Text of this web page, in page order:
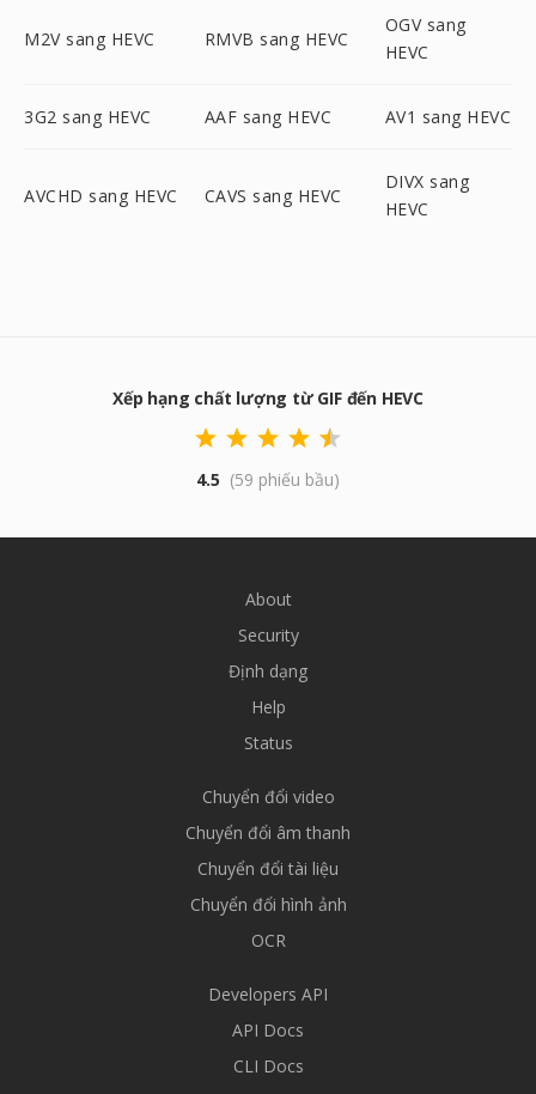
M2V sang HEVC RMVB sang HEVC
OGV sang
HEVC
3G2 sang HEVC AAF sang HEVC AV1 sang HEVC
AVCHD sang HEVC CAVS sang HEVC
DIVX sang
HEVC
Xếp hạng chất lượng từ GIF đến HEVC
4.5 (59 phiếu bầu)
About
Security
Định dạng
Help
Status
Chuyển đổi video
Chuyển đổi âm thanh
Chuyển đổi tài liệu
Chuyển đổi hình ảnh
OCR
Developers API
API Docs
CLI Docs